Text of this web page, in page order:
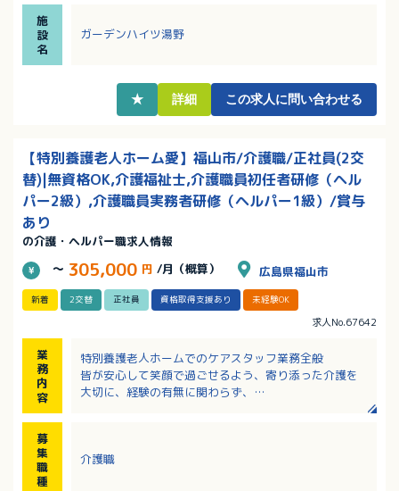
・学校行事や子供の病気等の突発的な休暇等の相談可
施
設
名
ガーデンハイツ湯野
★ 詳細 この求人に問い合わせる
【特別養護老人ホーム愛】福山市/介護職/正社員(2交
替)|無資格OK,介護福祉士,介護職員初任者研修（ヘル
パー2級）,介護職員実務者研修（ヘルパー1級）/賞与
あり
の介護・ヘルパー職求人情報
～ 305,000 円 /月（概算） 広島県福山市
新着 2交替 正社員 資格取得支援あり 未経験OK
求人No.67642
業
務
内
容
特別養護老人ホームでのケアスタッフ業務全般
皆が安心して笑顔で過ごせるよう、寄り添った介護を
大切に、経験の有無に関わらず、
ます。（各階最大定員20名）
募
集
職
種
介護職